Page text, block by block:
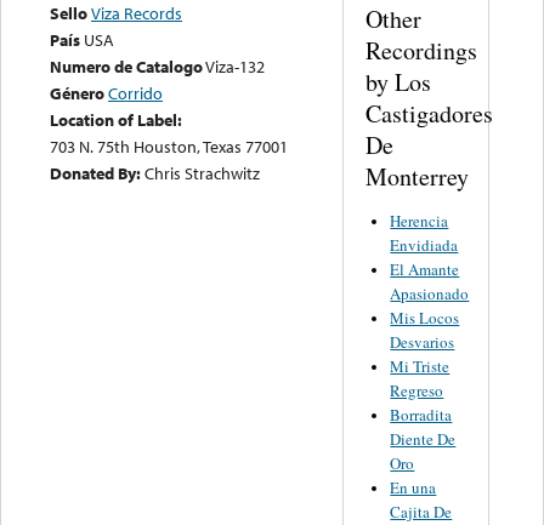
SelloViza Records
País USA
Numero de CatalogoViza-132
GéneroCorrido
Location of Label:
703 N. 75th Houston, Texas 77001
Donated By:Chris Strachwitz
Other
Recordings
by Los
Castigadores
De
Monterrey
Herencia
Envidiada
El Amante
Apasionado
Mis Locos
Desvarios
Mi Triste
Regreso
Borradita
Diente De
Oro
En una
Cajita De